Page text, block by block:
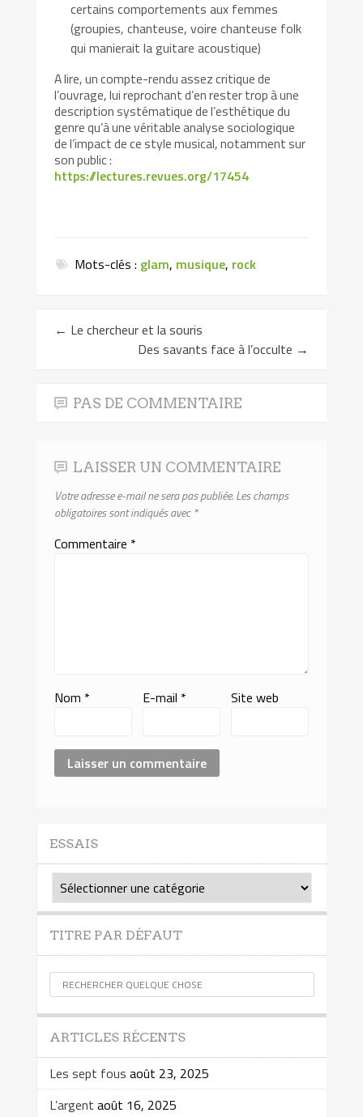
certains comportements aux femmes
(groupies, chanteuse, voire chanteuse folk
qui manierait la guitare acoustique)
A lire, un compte-rendu assez critique de
l’ouvrage, lui reprochant d’en rester trop à une
description systématique de l’esthétique du
genre qu’à une véritable analyse sociologique
de l’impact de ce style musical, notamment sur
son public :
https://lectures.revues.org/17454
Mots-clés : glam, musique, rock
← Le chercheur et la souris
Des savants face à l’occulte →
PAS DE COMMENTAIRE
LAISSER UN COMMENTAIRE
Votre adresse e-mail ne sera pas publiée.Les champs
obligatoires sont indiqués avec*
Commentaire *
Nom * E-mail * Site web
ESSAIS
Essais
TITRE PAR DÉFAUT
ARTICLES RÉCENTS
Les sept fous août 23, 2025
L’argent août 16, 2025